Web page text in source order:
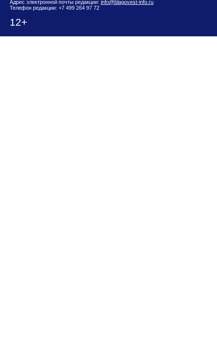
Адрес электронной почты редакции: info@blagovest-info.ru
Телефон редакции: +7 499 264 97 72
12+